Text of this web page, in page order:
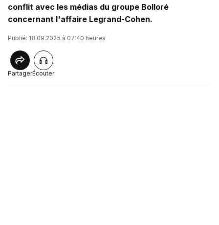
conflit avec les médias du groupe Bolloré
concernant l'affaire Legrand-Cohen.
Publié: 18.09.2025 à 07:40 heures
PartagerÉcouter